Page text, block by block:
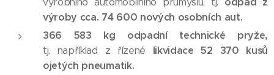
výroby cca. 74 600 nových osobních aut.
366 583 kg odpadní technické pryže,
tj. například z řízené
likvidace 52 370 kusů
ojetých pneumatik.